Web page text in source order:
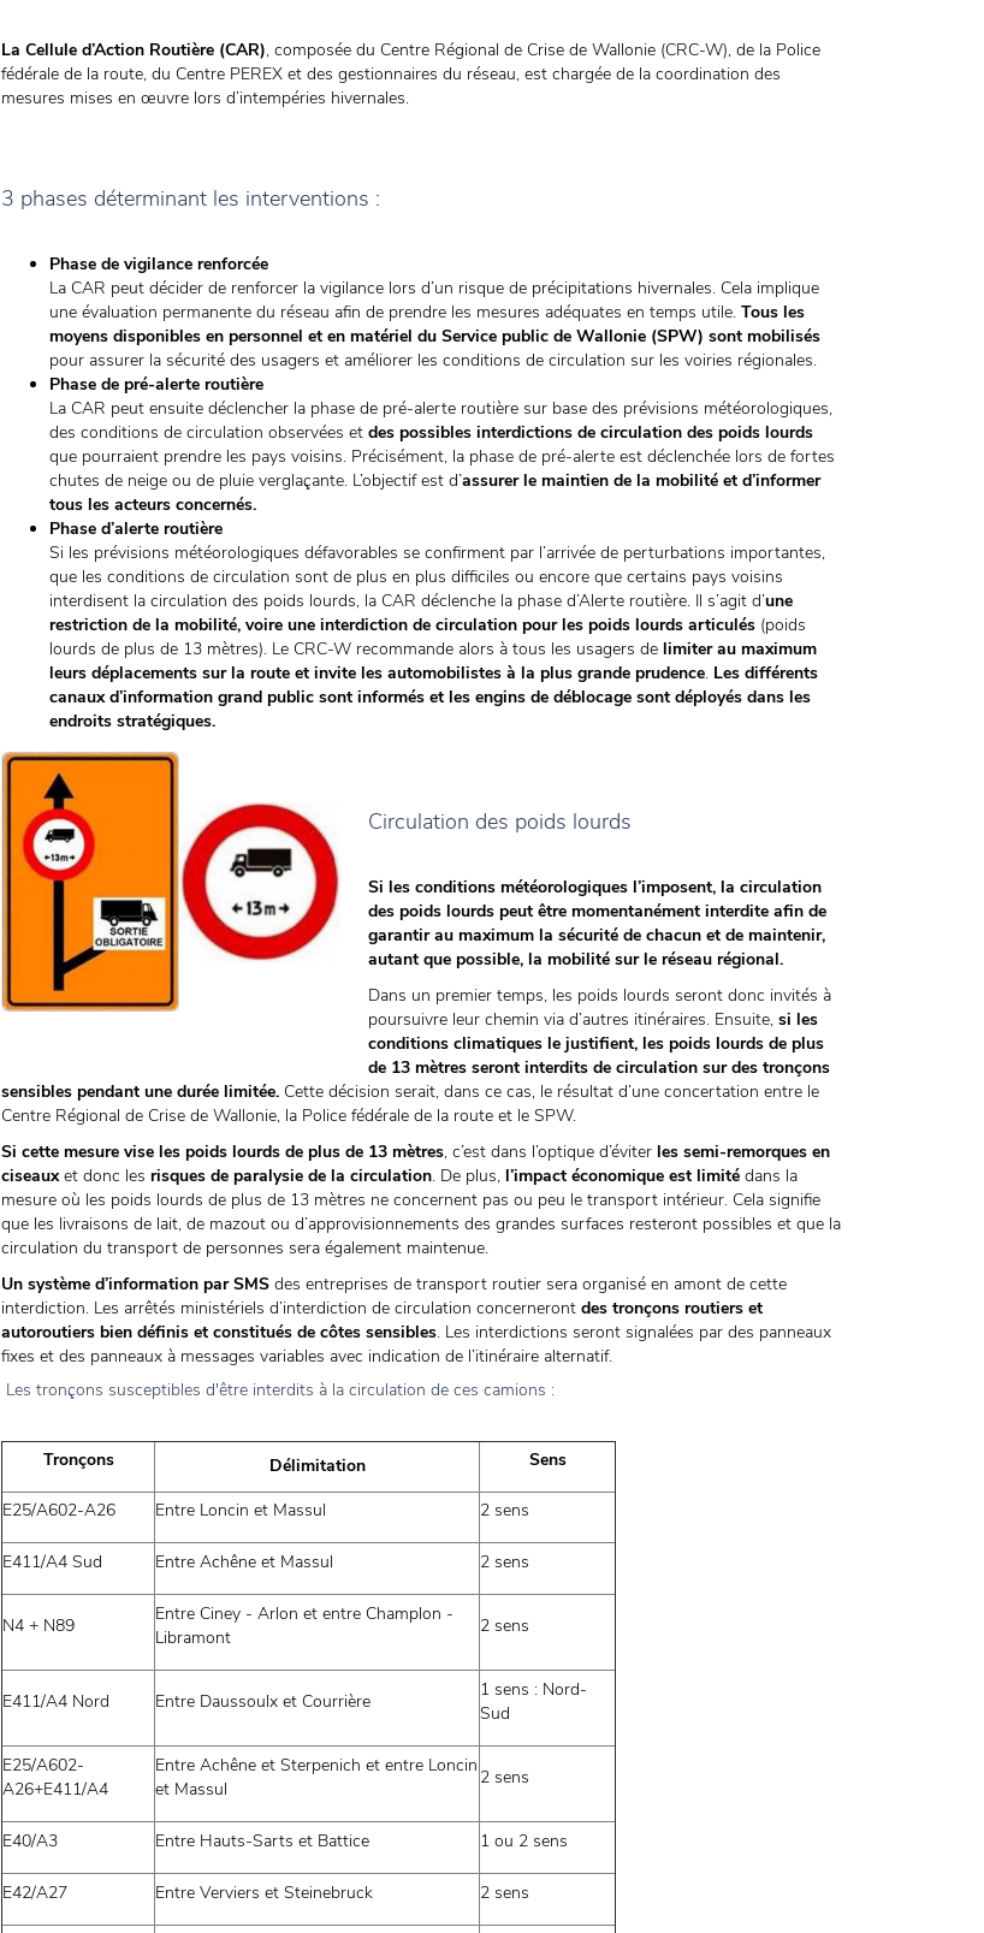
La Cellule d’Action Routière (CAR), composée du Centre Régional de Crise de Wallonie (CRC-W), de la Police
fédérale de la route, du Centre PEREX et des gestionnaires du réseau, est chargée de la coordination des
mesures mises en œuvre lors d’intempéries hivernales.
3 phases déterminant les interventions :
Phase de vigilance renforcée
La CAR peut décider de renforcer la vigilance lors d’un risque de précipitations hivernales. Cela implique
une évaluation permanente du réseau afin de prendre les mesures adéquates en temps utile. Tous les
moyens disponibles en personnel et en matériel du Service public de Wallonie (SPW) sont mobilisés
pour assurer la sécurité des usagers et améliorer les conditions de circulation sur les voiries régionales.
Phase de pré-alerte routière
La CAR peut ensuite déclencher la phase de pré-alerte routière sur base des prévisions météorologiques,
des conditions de circulation observées et des possibles interdictions de circulation des poids lourds
que pourraient prendre les pays voisins. Précisément, la phase de pré-alerte est déclenchée lors de fortes
chutes de neige ou de pluie verglaçante. L’objectif est d’assurer le maintien de la mobilité et d’informer
tous les acteurs concernés.
Phase d’alerte routière
Si les prévisions météorologiques défavorables se confirment par l’arrivée de perturbations importantes,
que les conditions de circulation sont de plus en plus difficiles ou encore que certains pays voisins
interdisent la circulation des poids lourds, la CAR déclenche la phase d’Alerte routière. Il s’agit d’une
restriction de la mobilité, voire une interdiction de circulation pour les poids lourds articulés (poids
lourds de plus de 13 mètres). Le CRC-W recommande alors à tous les usagers de limiter au maximum
leurs déplacements sur la route et invite les automobilistes à la plus grande prudence. Les différents
canaux d’information grand public sont informés et les engins de déblocage sont déployés dans les
endroits stratégiques.
Circulation des poids lourds
Si les conditions météorologiques l’imposent, la circulation
des poids lourds peut être momentanément interdite afin de
garantir au maximum la sécurité de chacun et de maintenir,
autant que possible, la mobilité sur le réseau régional.
Dans un premier temps, les poids lourds seront donc invités à
poursuivre leur chemin via d’autres itinéraires. Ensuite, si les
conditions climatiques le justifient, les poids lourds de plus
de 13 mètres seront interdits de circulation sur des tronçons
sensibles pendant une durée limitée. Cette décision serait, dans ce cas, le résultat d’une concertation entre le
Centre Régional de Crise de Wallonie, la Police fédérale de la route et le SPW.
Si cette mesure vise les poids lourds de plus de 13 mètres, c’est dans l’optique d’éviter les semi-remorques en
ciseauxet donc les risques de paralysie de la circulation. De plus, l’impact économique est limité dans la
mesure où les poids lourds de plus de 13 mètres ne concernent pas ou peu le transport intérieur. Cela signifie
que les livraisons de lait, de mazout ou d’approvisionnements des grandes surfaces resteront possibles et que la
circulation du transport de personnes sera également maintenue.
Un système d’information par SMS des entreprises de transport routier sera organisé en amont de cette
interdiction. Les arrêtés ministériels d’interdiction de circulation concerneront des tronçons routiers et
autoroutiers bien définis et constitués de côtes sensibles. Les interdictions seront signalées par des panneaux
fixes et des panneaux à messages variables avec indication de l’itinéraire alternatif.
Les tronçons susceptibles d'être interdits à la circulation de ces camions :
Tronçons Délimitation Sens
E25/A602-A26 Entre Loncin et Massul 2 sens
E411/A4 Sud Entre Achêne et Massul 2 sens
N4 + N89
Entre Ciney - Arlon et entre Champlon -
Libramont
2 sens
E411/A4 Nord Entre Daussoulx et Courrière
1 sens : Nord-
Sud
E25/A602-
A26+E411/A4
Entre Achêne et Sterpenich et entre Loncin
et Massul
2 sens
E40/A3 Entre Hauts-Sarts et Battice 1 ou 2 sens
E42/A27 Entre Verviers et Steinebruck 2 sens